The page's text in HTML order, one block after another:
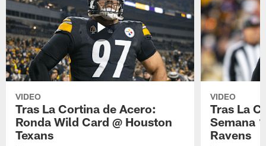
VIDEO
Tras La Cortina de Acero:
Ronda Wild Card @ Houston
Texans
VIDEO
Tras La
Semana
Ravens